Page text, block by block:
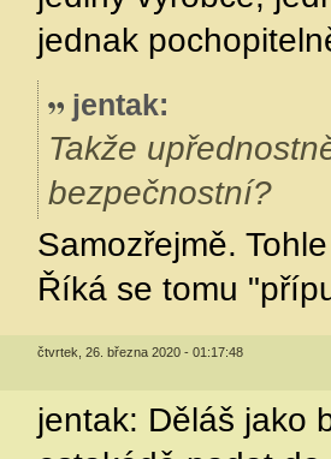
jednak
jentak:
Takže
bezpečnostní?
Samozřejmě.
Říká se tomu
čtvrtek, 26. března 2020 - 01:17:48
jentak: Děláš jako